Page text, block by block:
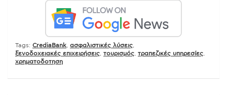
Tags: CrediaBank ασφαλιστικές λύσεις
ξενοδοχειακές επιχειρήσεις τουρισμός τραπεζικές υπηρεσίες
χρηματοδοτηση